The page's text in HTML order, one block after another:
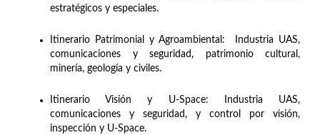
estratégicos y especiales.
Itinerario Patrimonial y Agroambiental: Industria UAS,
comunicaciones y seguridad, patrimonio cultural,
minería, geología y civiles.
Itinerario Visión y U-Space: Industria UAS,
comunicaciones y seguridad, y control por visión,
inspección y U-Space.